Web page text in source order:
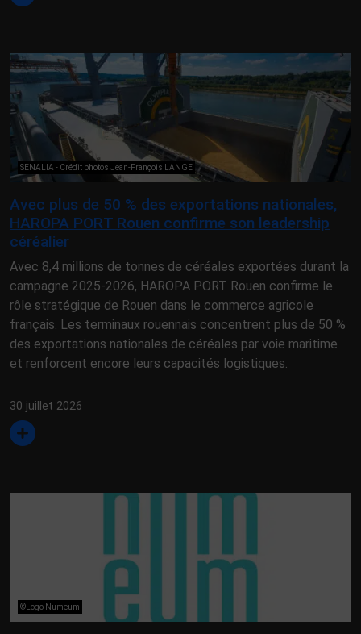
SENALIA - Crédit photos Jean-François LANGE
Avec plus de 50 % des exportations nationales,
HAROPA PORT Rouen confirme son leadership
céréalier
Avec 8,4 millions de tonnes de céréales exportées durant la
campagne 2025-2026, HAROPA PORT Rouen confirme le
rôle stratégique de Rouen dans le commerce agricole
français. Les terminaux rouennais concentrent plus de 50 %
des exportations nationales de céréales par voie maritime
et renforcent encore leurs capacités logistiques.
30 juillet 2026
©Logo Numeum